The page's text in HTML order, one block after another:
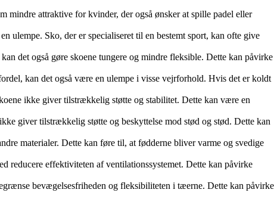
mindre attraktive for kvinder, der også ønsker at spille padel eller
ulempe. Sko, der er specialiseret til en bestemt sport, kan ofte give
det også gøre skoene tungere og mindre fleksible. Dette kan påvirke
kan det også være en ulempe i visse vejrforhold. Hvis det er koldt
ikke giver tilstrækkelig støtte og stabilitet. Dette kan være en
giver tilstrækkelig støtte og beskyttelse mod stød og stød. Dette kan
materialer. Dette kan føre til, at fødderne bliver varme og svedige
reducere effektiviteten af ventilationssystemet. Dette kan påvirke
bevægelsesfriheden og fleksibiliteten i tæerne. Dette kan påvirke